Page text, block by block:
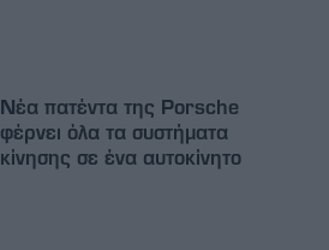
Νέα πατέντα της Porsche
φέρνει όλα τα συστήματα
κίνησης σε ένα αυτοκίνητο